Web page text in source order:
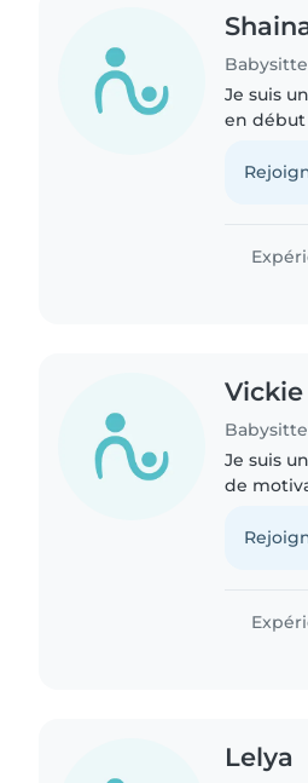
Je suis
en début
la
Vickie
Je suis
de
Lelya